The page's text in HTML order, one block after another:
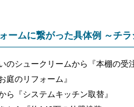
ームに繋がった具体例 ～チラ
のシュークリームから『本棚の受注
庭のリフォーム』
ら『システムキッチン取替』